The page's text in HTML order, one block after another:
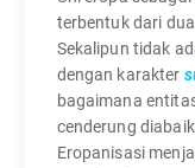
terbentuk dari
Sekalipun tidak
dengan karakter
bagaimana
cenderung
Eropanisasi